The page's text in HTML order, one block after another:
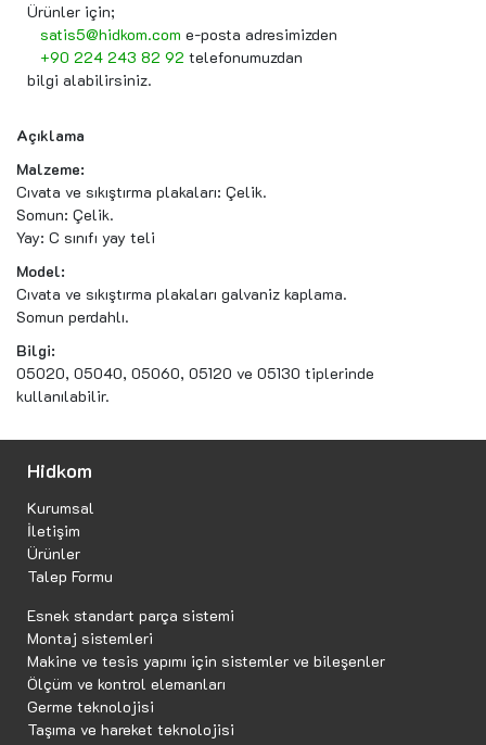
Ürünler için;
satis5@hidkom.com e-posta adresimizden
+90 224 243 82 92 telefonumuzdan
bilgi alabilirsiniz.
Açıklama
Malzeme:
Cıvata ve sıkıştırma plakaları: Çelik.
Somun: Çelik.
Yay: C sınıfı yay teli
Model:
Cıvata ve sıkıştırma plakaları galvaniz kaplama.
Somun perdahlı.
Bilgi:
05020, 05040, 05060, 05120 ve 05130 tiplerinde
kullanılabilir.
Hidkom
Kurumsal
İletişim
Ürünler
Talep Formu
Esnek standart parça sistemi
Montaj sistemleri
Makine ve tesis yapımı için sistemler ve bileşenler
Ölçüm ve kontrol elemanları
Germe teknolojisi
Taşıma ve hareket teknolojisi